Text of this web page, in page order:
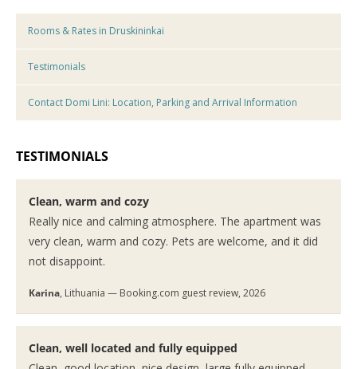
Rooms & Rates in Druskininkai
Testimonials
Contact Domi Lini: Location, Parking and Arrival Information
TESTIMONIALS
Clean, warm and cozy
Really nice and calming atmosphere. The apartment was
very clean, warm and cozy. Pets are welcome, and it did
not disappoint.
Karina, Lithuania — Booking.com guest review, 2026
Clean, well located and fully equipped